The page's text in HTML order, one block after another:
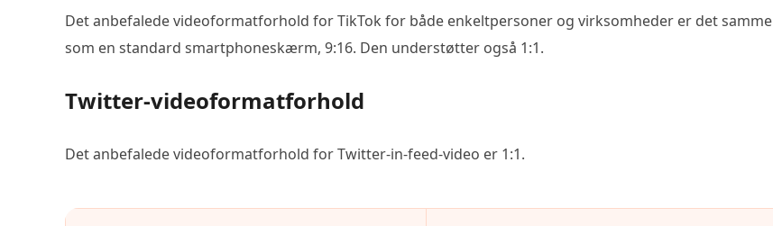
Det anbefalede videoformatforhold for TikTok for både enkeltpersoner og virksomheder er det samme
som en standard smartphoneskærm, 9:16. Den understøtter også 1:1.
Twitter-videoformatforhold
Det anbefalede videoformatforhold for Twitter-in-feed-video er 1:1.